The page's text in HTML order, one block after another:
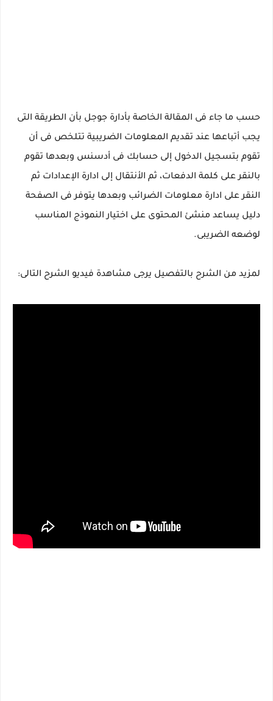
حسب ما جاء فى المقالة الخاصة بأدارة جوجل بأن الطريقة التى
يجب أتباعها عند تقديم المعلومات الضريبية تتلخص فى أن
تقوم بتسجيل الدخول إلى حسابك فى أدسنس وبعدها تقوم
بالنقر على كلمة الدفعات، ثم الأنتقال إلى ادارة الإعدادات ثم
النقر على ادارة معلومات الضرائب وبعدها يتوفر فى الصفحة
دليل يساعد منشئ المحتوى على اختيار النموذج المناسب
لوضعه الضريبى.
لمزيد من الشرح بالتفصيل يرجى مشاهدة فيديو الشرح التالى: